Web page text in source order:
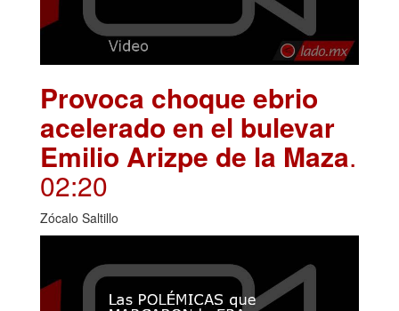
Provoca choque ebrio
acelerado en el bulevar
Emilio Arizpe de la Maza.
02:20
Zócalo Saltillo